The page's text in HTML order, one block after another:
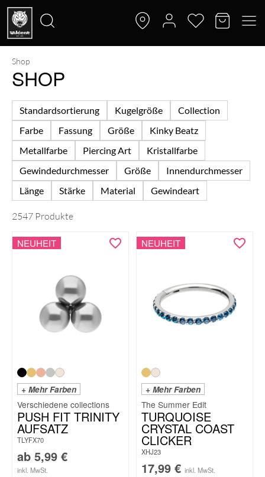
Suche
nach:
Shop
SHOP
Standardsortierung Kugelgröße
Collection
Farbe
Fassung Größe
Kinky Beatz
Metallfarbe
Piercing Art
Kristallfarbe
Gewindedurchmesser
Größe
Innendurchmesser
Länge
Stärke Material Gewindeart
2547 Produkte
NEUHEIT
+ Mehr Farben
PUSH FIT TRINITY
AUFSATZ
TLYFX70
ab 5,99 €
inkl. MwSt.
NEUHEIT
+ Mehr Farben
The Summer Edit
TURQUOISE
CRYSTAL COAST
CLICKER
XHJ23
17,99 € inkl. MwSt.